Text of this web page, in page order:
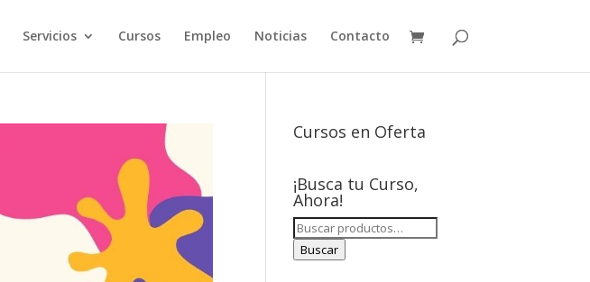
Servicios Cursos Empleo Noticias Contacto
Cursos en Oferta
¡Busca tu Curso,
Ahora!
BUSCAR
POR:
Buscar